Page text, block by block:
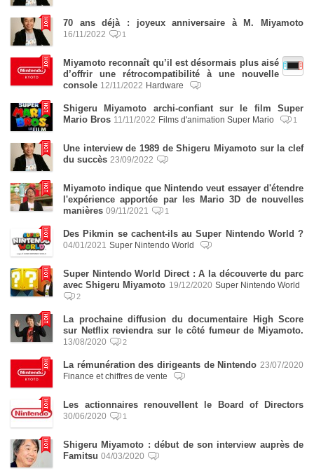
70 ans déjà : joyeux anniversaire à M. Miyamoto
16/11/2022 1
Miyamoto reconnaît qu’il est désormais plus aisé
d’offrir une rétrocompatibilité à une nouvelle
console 12/11/2022 Hardware
Shigeru Miyamoto archi-confiant sur le film Super
Mario Bros 11/11/2022 Films d'animation Super Mario 1
Une interview de 1989 de Shigeru Miyamoto sur la clef
du succès 23/09/2022
Miyamoto indique que Nintendo veut essayer d'étendre
l'expérience apportée par les Mario 3D de nouvelles
manières 09/11/2021 1
Des Pikmin se cachent-ils au Super Nintendo World ?
04/01/2021 Super Nintendo World
Super Nintendo World Direct : A la découverte du parc
avec Shigeru Miyamoto 19/12/2020 Super Nintendo World
2
La prochaine diffusion du documentaire High Score
sur Netflix reviendra sur le côté fumeur de Miyamoto.
13/08/2020 2
La rémunération des dirigeants de Nintendo 23/07/2020
Finance et chiffres de vente
Les actionnaires renouvellent le Board of Directors
30/06/2020 1
Shigeru Miyamoto : début de son interview auprès de
Famitsu 04/03/2020